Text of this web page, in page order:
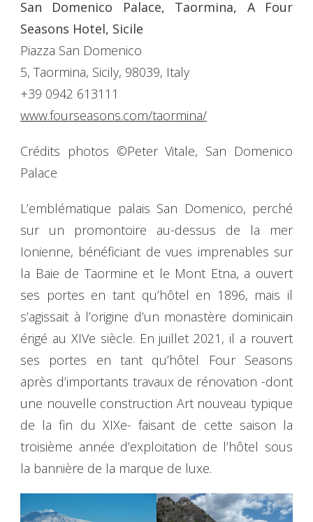
San Domenico Palace, Taormina, A Four
Seasons Hotel, Sicile
Piazza San Domenico
5, Taormina, Sicily, 98039, Italy
+39 0942 613111
www.fourseasons.com/taormina/
Crédits photos ©Peter Vitale, San Domenico
Palace
L’emblématique palais San Domenico, perché
sur un promontoire au-dessus de la mer
Ionienne, bénéficiant de vues imprenables sur
la Baie de Taormine et le Mont Etna, a ouvert
ses portes en tant qu’hôtel en 1896, mais il
s’agissait à l’origine d’un monastère dominicain
érigé au XIVe siècle. En juillet 2021, il a rouvert
ses portes en tant qu’hôtel Four Seasons
après d’importants travaux de rénovation -dont
une nouvelle construction Art nouveau typique
de la fin du XIXe- faisant de cette saison la
troisième année d’exploitation de l’hôtel sous
la bannière de la marque de luxe.